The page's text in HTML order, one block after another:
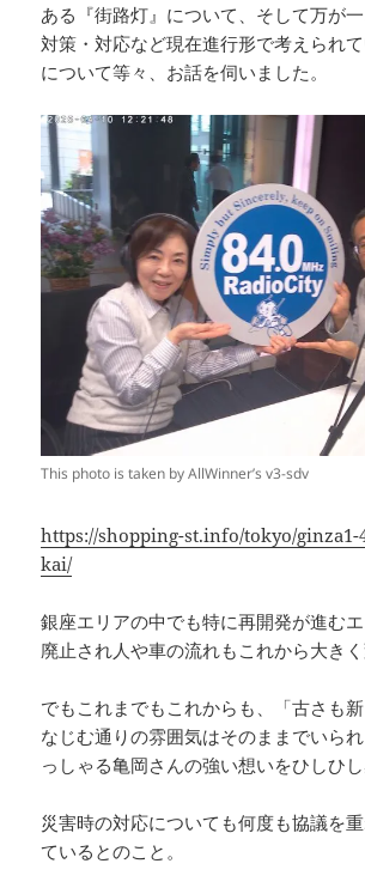
ある『街路灯』について、そして万が
対策・対応など現在進行形で考えられ
について等々、お話を伺いました。
This photo is taken by AllWinner’s v3-sdv
https://shopping-st.info/tokyo/
kai/
銀座エリアの中でも特に再開発が進む
廃止され人や車の流れもこれから大きく
でもこれまでもこれからも、「古さも
なじむ通りの雰囲気はそのままでいら
っしゃる亀岡さんの強い想いをひしひし
災害時の対応についても何度も協議を
ているとのこと。